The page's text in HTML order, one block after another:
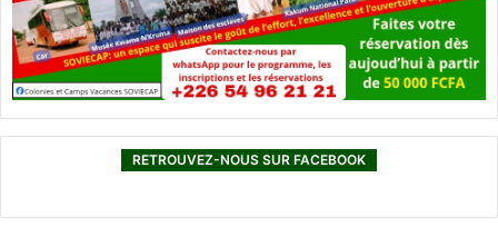
RETROUVEZ-NOUS SUR FACEBOOK